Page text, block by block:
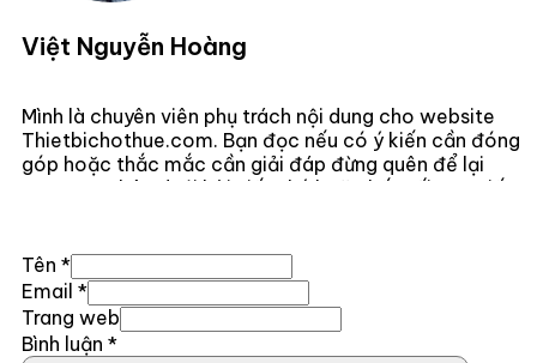
Việt Nguyễn Hoàng
Mình là chuyên viên phụ trách nội dung cho website
Thietbichothue.com. Bạn đọc nếu có ý kiến cần đóng
góp hoặc thắc mắc cần giải đáp đừng quên để lại
comment bên dưới bài viết nhé hoặc kết nối trực tiếp
Tên *
Email *
Trang web
Bình luận *